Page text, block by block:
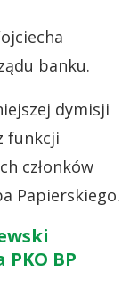
banku.
dymisji
funkcji
członków
Papierskiego.
BP